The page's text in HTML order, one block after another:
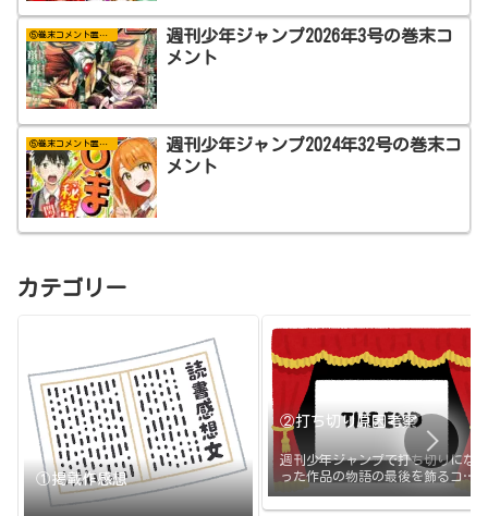
⑤巻末コメント置き場
週刊少年ジャンプ2026年3号の巻末コ
メント
⑤巻末コメント置き場
週刊少年ジャンプ2024年32号の巻末コ
メント
カテゴリー
①掲載作感想
②打ち切り原因考察
週刊少年ジャンプで打ち切りにな
った作品の物語の最後を飾るコマ
打ち切られたその日に更新